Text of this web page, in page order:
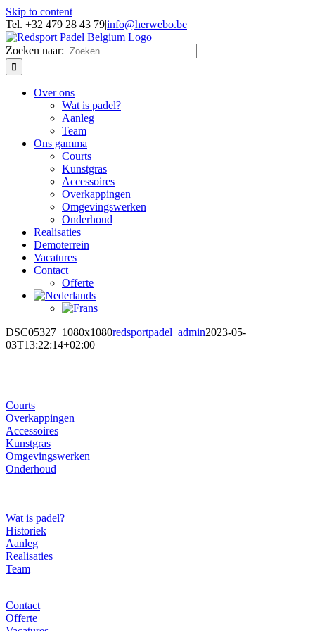
Skip to content
Tel. +32 479 28 43 79|info@herwebo.be
Zoeken naar:
Over ons
Wat is padel?
Aanleg
Team
Ons gamma
Courts
Kunstgras
Accessoires
Overkappingen
Omgevingswerken
Onderhoud
Realisaties
Demoterrein
Vacatures
Contact
Offerte
DSC05327_1080x1080redsportpadel_admin2023-05-
03T13:22:14+02:00
Courts
Overkappingen
Accessoires
Kunstgras
Omgevingswerken
Onderhoud
Wat is padel?
Historiek
Aanleg
Realisaties
Team
Contact
Offerte